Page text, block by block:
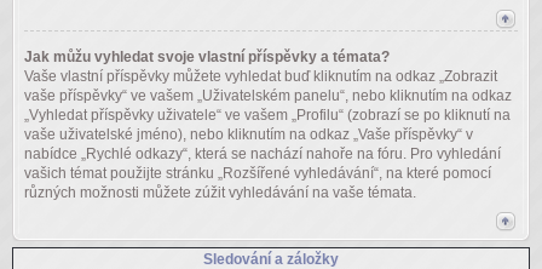
Jak můžu vyhledat svoje vlastní příspěvky a témata?
Vaše vlastní příspěvky můžete vyhledat buď kliknutím na odkaz „Zobrazit
vaše příspěvky“ ve vašem „Uživatelském panelu“, nebo kliknutím na odkaz
„Vyhledat příspěvky uživatele“ ve vašem „Profilu“ (zobrazí se po kliknutí na
vaše uživatelské jméno), nebo kliknutím na odkaz „Vaše příspěvky“ v
nabídce „Rychlé odkazy“, která se nachází nahoře na fóru. Pro vyhledání
vašich témat použijte stránku „Rozšířené vyhledávání“, na které pomocí
různých možnosti můžete zúžit vyhledávání na vaše témata.
Sledování a záložky